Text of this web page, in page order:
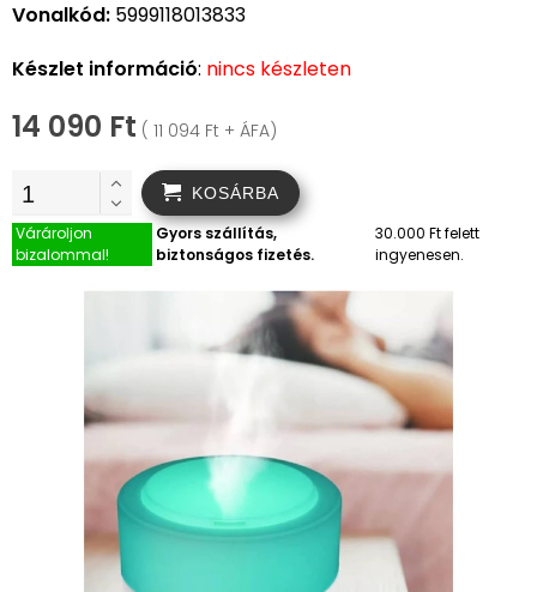
Vonalkód: 5999118013833
Készlet információ: nincs készleten
14 090 Ft ( 11 094 Ft + ÁFA)
KOSÁRBA
Várároljon
bizalommal!
Gyors szállítás,
biztonságos fizetés.
30.000 Ft felett
ingyenesen.